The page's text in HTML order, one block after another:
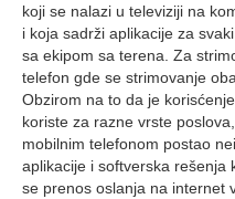
koji se nalazi u televiziji na
i koja sadrži aplikacije za
sa ekipom sa terena. Za
telefon gde se strimovanje
Obzirom na to da je
koriste za razne vrste
mobilnim telefonom postao
aplikacije i softverska rešenja
se prenos oslanja na internet